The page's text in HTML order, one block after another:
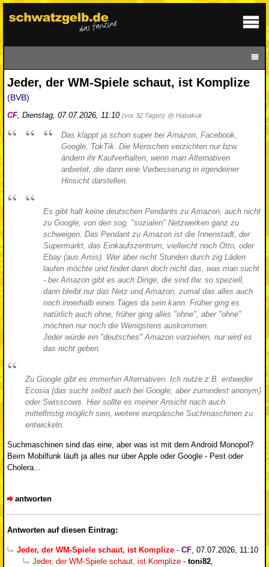
Jeder, der WM-Spiele schaut, ist Komplize
(BVB)
CF, Dienstag, 07.07.2026, 11:10 (vor 32 Tagen) @ Habakuk
Das klappt ja schon super bei Amazon, Facebook,
Google, TokTik. Die Menschen verzichten nur bzw.
ändern ihr Kaufverhalten, wenn man Alternativen
anbietet, die dann eine Verbesserung in irgendeiner
Hinsicht darstellen.
Es gibt halt keine deutschen Pendants zu Amazon, auch nicht
zu Google, von den sog. "sozialen" Netzwerken ganz zu
schweigen. Das Pendant zu Amazon ist die Innenstadt, der
Supermarkt, das Einkaufszentrum, vielleicht noch Otto, oder
Ebay (aus Amis). Wer aber nicht Stunden durch zig Läden
laufen möchte und findet dann doch nicht das, was man sucht
- bei Amazon gibt es auch Dinge, die sind tlw. so speziell,
dann bleibt nur das Netz und Amazon, zumal das alles auch
noch innerhalb eines Tages da sein kann. Früher ging es
natürlich auch ohne, früher ging alles "ohne", aber "ohne"
möchten nur noch die Wenigstens auskommen.
Jeder würde ein "deutsches" Amazon vorziehen, nur wird es
das nicht geben.
Zu Google gibt es immerhin Alternativen. Ich nutze z.B. entweder
Ecosia (das sucht selbst auch bei Google, aber zumindest anonym)
oder Swisscows. Hier sollte es meiner Ansicht nach auch
mittelfristig möglich sein, weitere europäische Suchmaschinen zu
entwickeln.
Suchmaschinen sind das eine, aber was ist mit dem Android Monopol?
Beim Mobilfunk läuft ja alles nur über Apple oder Google - Pest oder
Cholera...
antworten
Antworten auf diesen Eintrag:
Jeder, der WM-Spiele schaut, ist Komplize - CF 07.07.2026, 11:10
Jeder, der WM-Spiele schaut, ist Komplize - toni82